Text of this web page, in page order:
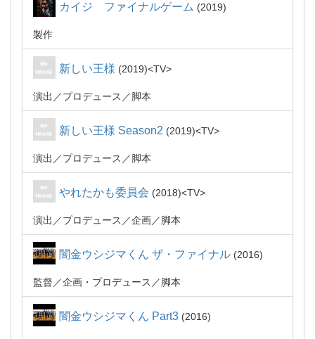
カイジ ファイナルゲーム 2019
製作
新しい王様 2019 TV
演出 プロデュース 脚本
新しい王様 Season2 2019 TV
演出 プロデュース 脚本
やれたかも委員会 2018 TV
演出 プロデュース 企画 脚本
闇金ウシジマくん ザ・ファイナル 2016
監督 企画・プロデュース 脚本
闇金ウシジマくん Part3 2016